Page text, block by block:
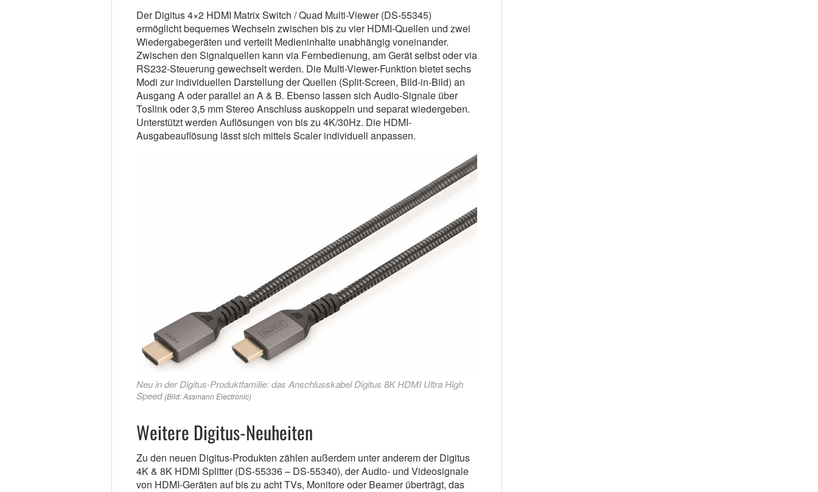
Der Digitus 4×2 HDMI Matrix Switch / Quad Multi-Viewer (DS-55345)
ermöglicht bequemes Wechseln zwischen bis zu vier HDMI-Quellen und zwei
Wiedergabegeräten und verteilt Medieninhalte unabhängig voneinander.
Zwischen den Signalquellen kann via Fernbedienung, am Gerät selbst oder via
RS232-Steuerung gewechselt werden. Die Multi-Viewer-Funktion bietet sechs
Modi zur individuellen Darstellung der Quellen (Split-Screen, Bild-in-Bild) an
Ausgang A oder parallel an A & B. Ebenso lassen sich Audio-Signale über
Toslink oder 3,5 mm Stereo Anschluss auskoppeln und separat wiedergeben.
Unterstützt werden Auflösungen von bis zu 4K/30Hz. Die HDMI-
Ausgabeauflösung lässt sich mittels Scaler individuell anpassen.
Neu in der Digitus-Produktfamilie: das Anschlusskabel Digitus 8K HDMI Ultra High
Speed (Bild: Assmann Electronic)
Weitere Digitus-Neuheiten
Zu den neuen Digitus-Produkten zählen außerdem unter anderem der Digitus
4K & 8K HDMI Splitter (DS-55336 – DS-55340), der Audio- und Videosignale
von HDMI-Geräten auf bis zu acht TVs, Monitore oder Beamer überträgt, das